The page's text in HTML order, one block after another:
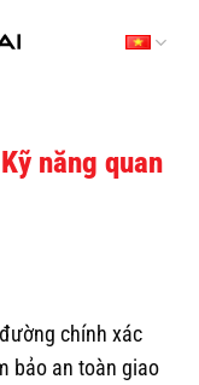
năng quan
chính xác
bảo an toàn giao